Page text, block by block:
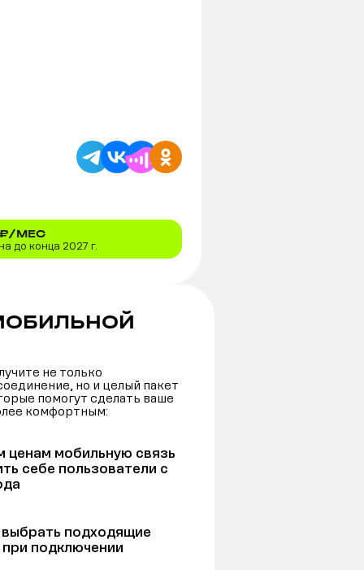
₽/МЕС
до конца 2027 г.
не только
но и целый пакет
помогут сделать ваше
комфортным:
ценам мобильную связь
себе пользователи с
подходящие
подключении